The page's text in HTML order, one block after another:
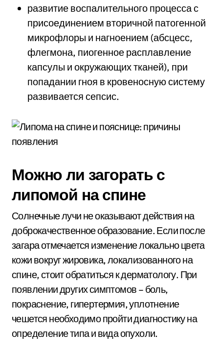
развитие воспалительного процесса с
присоединением вторичной патогенной
микрофлоры и нагноением (абсцесс,
флегмона, пиогенное расплавление
капсулы и окружающих тканей), при
попадании гноя в кровеносную систему
развивается сепсис.
Можно ли загорать с
липомой на спине
Солнечные лучи не оказывают действия на
доброкачественное образование. Если после
загара отмечается изменение локально цвета
кожи вокруг жировика, локализованного на
спине, стоит обратиться к дерматологу. При
появлении других симптомов – боль,
покраснение, гипертермия, уплотнение
чешется необходимо пройти диагностику на
определение типа и вида опухоли.